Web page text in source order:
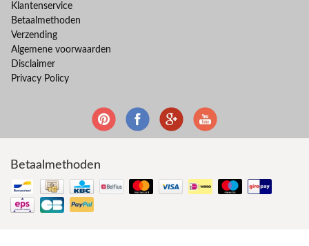
Klantenservice
Betaalmethoden
Verzending
Algemene voorwaarden
Disclaimer
Privacy Policy
Betaalmethoden